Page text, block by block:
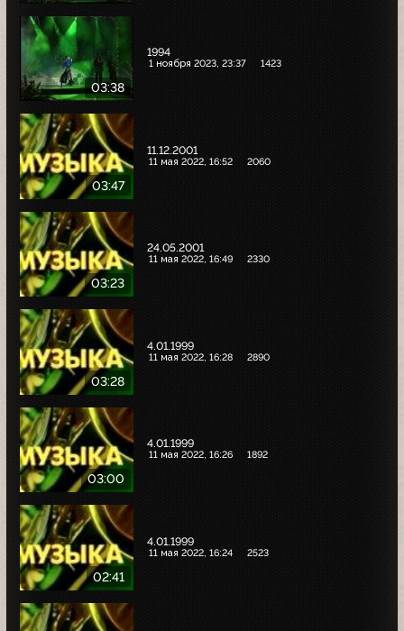
03:38
1994
1 ноября 2023, 23:37 1423
03:47
11.12.2001
11 мая 2022, 16:52 2060
03:23
24.05.2001
11 мая 2022, 16:49 2330
03:28
4.01.1999
11 мая 2022, 16:28 2890
03:00
4.01.1999
11 мая 2022, 16:26 1892
02:41
4.01.1999
11 мая 2022, 16:24 2523